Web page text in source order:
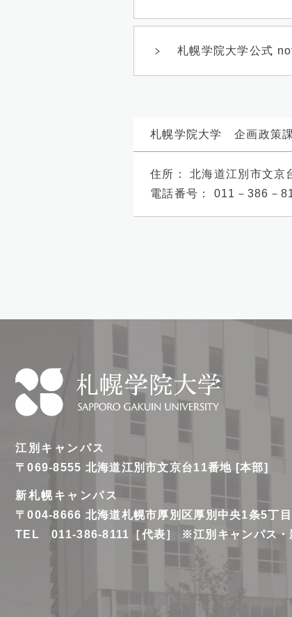
札幌学院大学公式
札幌学院大学 企画政策課
住所：
北海道江別市文京
電話番号：
011－386－
幌
学
大
学
江別キャンパス
〒069-8555 北海道江別市文京台11番地 [本部]
新札幌キャンパス
〒004-8666 北海道札幌市厚別区厚別中央1条5丁
TEL 011-386-8111［代表］ ※江別キャンパス・